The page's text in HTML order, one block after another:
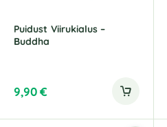
Puidust Viirukialus –
Buddha
9,90€